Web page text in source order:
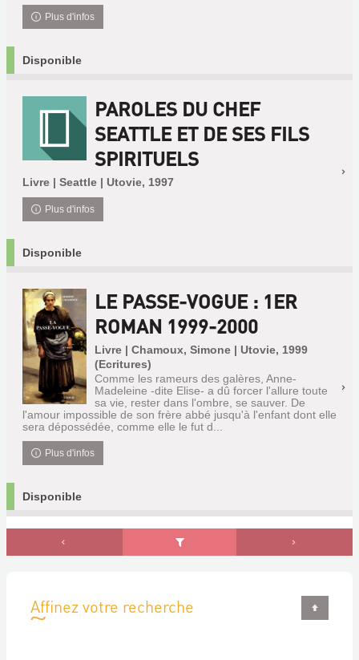
Plus d'infos
Disponible
PAROLES DU CHEF
SEATTLE ET DE SES FILS
SPIRITUELS
Livre | Seattle | Utovie, 1997
Plus d'infos
Disponible
LE PASSE-VOGUE : 1ER
ROMAN 1999-2000
Livre | Chamoux, Simone | Utovie, 1999
(Ecritures)
Comme les rameurs des galères, Anne-
Madeleine -dite Elise- a dû forcer l'allure toute
sa vie, rester dans l'ombre, se sauver. De
l'amour impossible de son frère abbé jusqu'à l'enfant dont elle
sera dépossédée, comme elle le fut d...
Plus d'infos
Disponible
Affinez votre recherche